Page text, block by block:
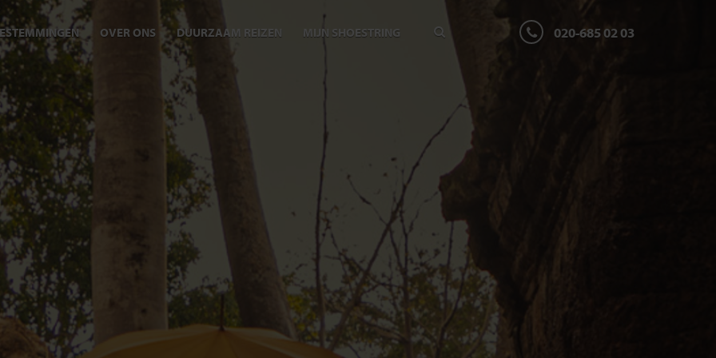
OVER ONS DUURZAAM REIZEN MIJN SHOESTRING 020-685 02 03